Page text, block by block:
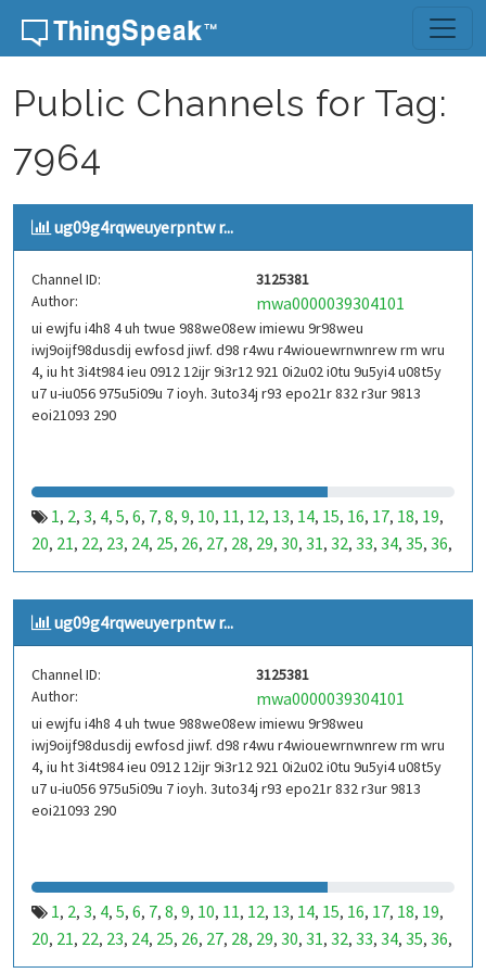
Skip to content
Public Channels for Tag:
7964
ug09g4rqweuyerpntw r...
Channel ID:
3125381
Author:
mwa0000039304101
ui ewjfu i4h8 4 uh twue 988we08ew imiewu 9r98weu
iwj9oijf98dusdij ewfosd jiwf. d98 r4wu r4wiouewrnwnrew rm wru
4, iu ht 3i4t984 ieu 0912 12ijr 9i3r12 921 0i2u02 i0tu 9u5yi4 u08t5y
u7 u-iu056 975u5i09u 7 ioyh. 3uto34j r93 epo21r 832 r3ur 9813
eoi21093 290
1, 2, 3, 4, 5, 6, 7, 8, 9, 10, 11, 12, 13, 14, 15, 16, 17, 18, 19,
20, 21, 22, 23, 24, 25, 26, 27, 28, 29, 30, 31, 32, 33, 34, 35, 36,
37,38,39,40,41,42,43,44,45,46,47,48,49,50,51,52,53,
99,100,101,102,103,104,105,106,107,108,109,110,
111,112,113,114,115,116,
123,124,125,126,127,128,129,130,131,132,133,134,
135,136,137 141,142,143
147,148 153,154,155,156,157,158
159,160,161,162,163,164,165 ,166,167,168,
171 ,172,173 ,174,175,176,177,178,179 ,180,181 ,182,
183,184,185,186, 187,188,189 ,190,191,192,193,194
195,196 ,197
231,232,233,234,235,236,237,238,239,
243, 244, 245, 246, 247,248,249,250 ,251,252, 253 ,254,
255 ,256,257, 258,259,260,261,262,263 ,264,265 , 266
ug09g4rqweuyerpntw r...
Channel ID:
3125381
Author:
mwa0000039304101
ui ewjfu i4h8 4 uh twue 988we08ew imiewu 9r98weu
iwj9oijf98dusdij ewfosd jiwf. d98 r4wu r4wiouewrnwnrew rm wru
4, iu ht 3i4t984 ieu 0912 12ijr 9i3r12 921 0i2u02 i0tu 9u5yi4 u08t5y
u7 u-iu056 975u5i09u 7 ioyh. 3uto34j r93 epo21r 832 r3ur 9813
eoi21093 290
1, 2, 3, 4, 5, 6, 7, 8, 9, 10, 11, 12, 13, 14, 15, 16, 17, 18, 19,
20, 21, 22, 23, 24, 25, 26, 27, 28, 29, 30, 31, 32, 33, 34, 35, 36,
37,38,39,40,41,42,43,44,45,46,47,48,49,50,51,52,53,